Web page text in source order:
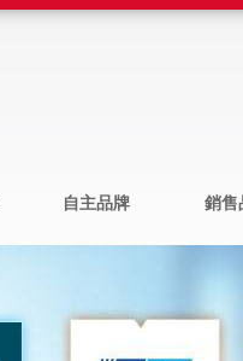
自主品牌 銷售